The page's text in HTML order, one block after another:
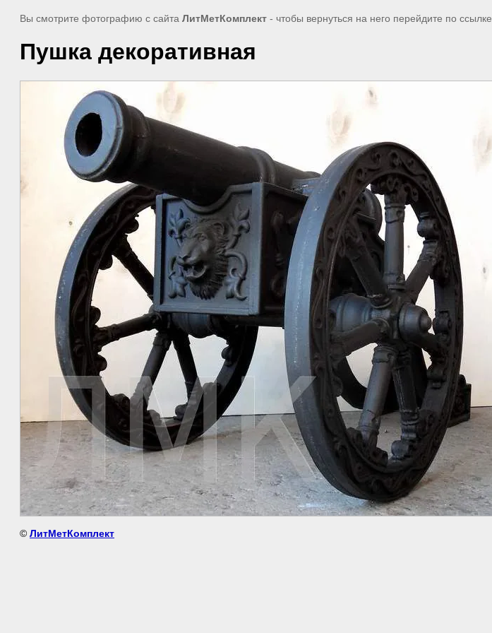
Вы смотрите фотографию с сайта ЛитМетКомплект - чтобы вернуться на него перейдите по ссылке
Пушка декоративная
© ЛитМетКомплект